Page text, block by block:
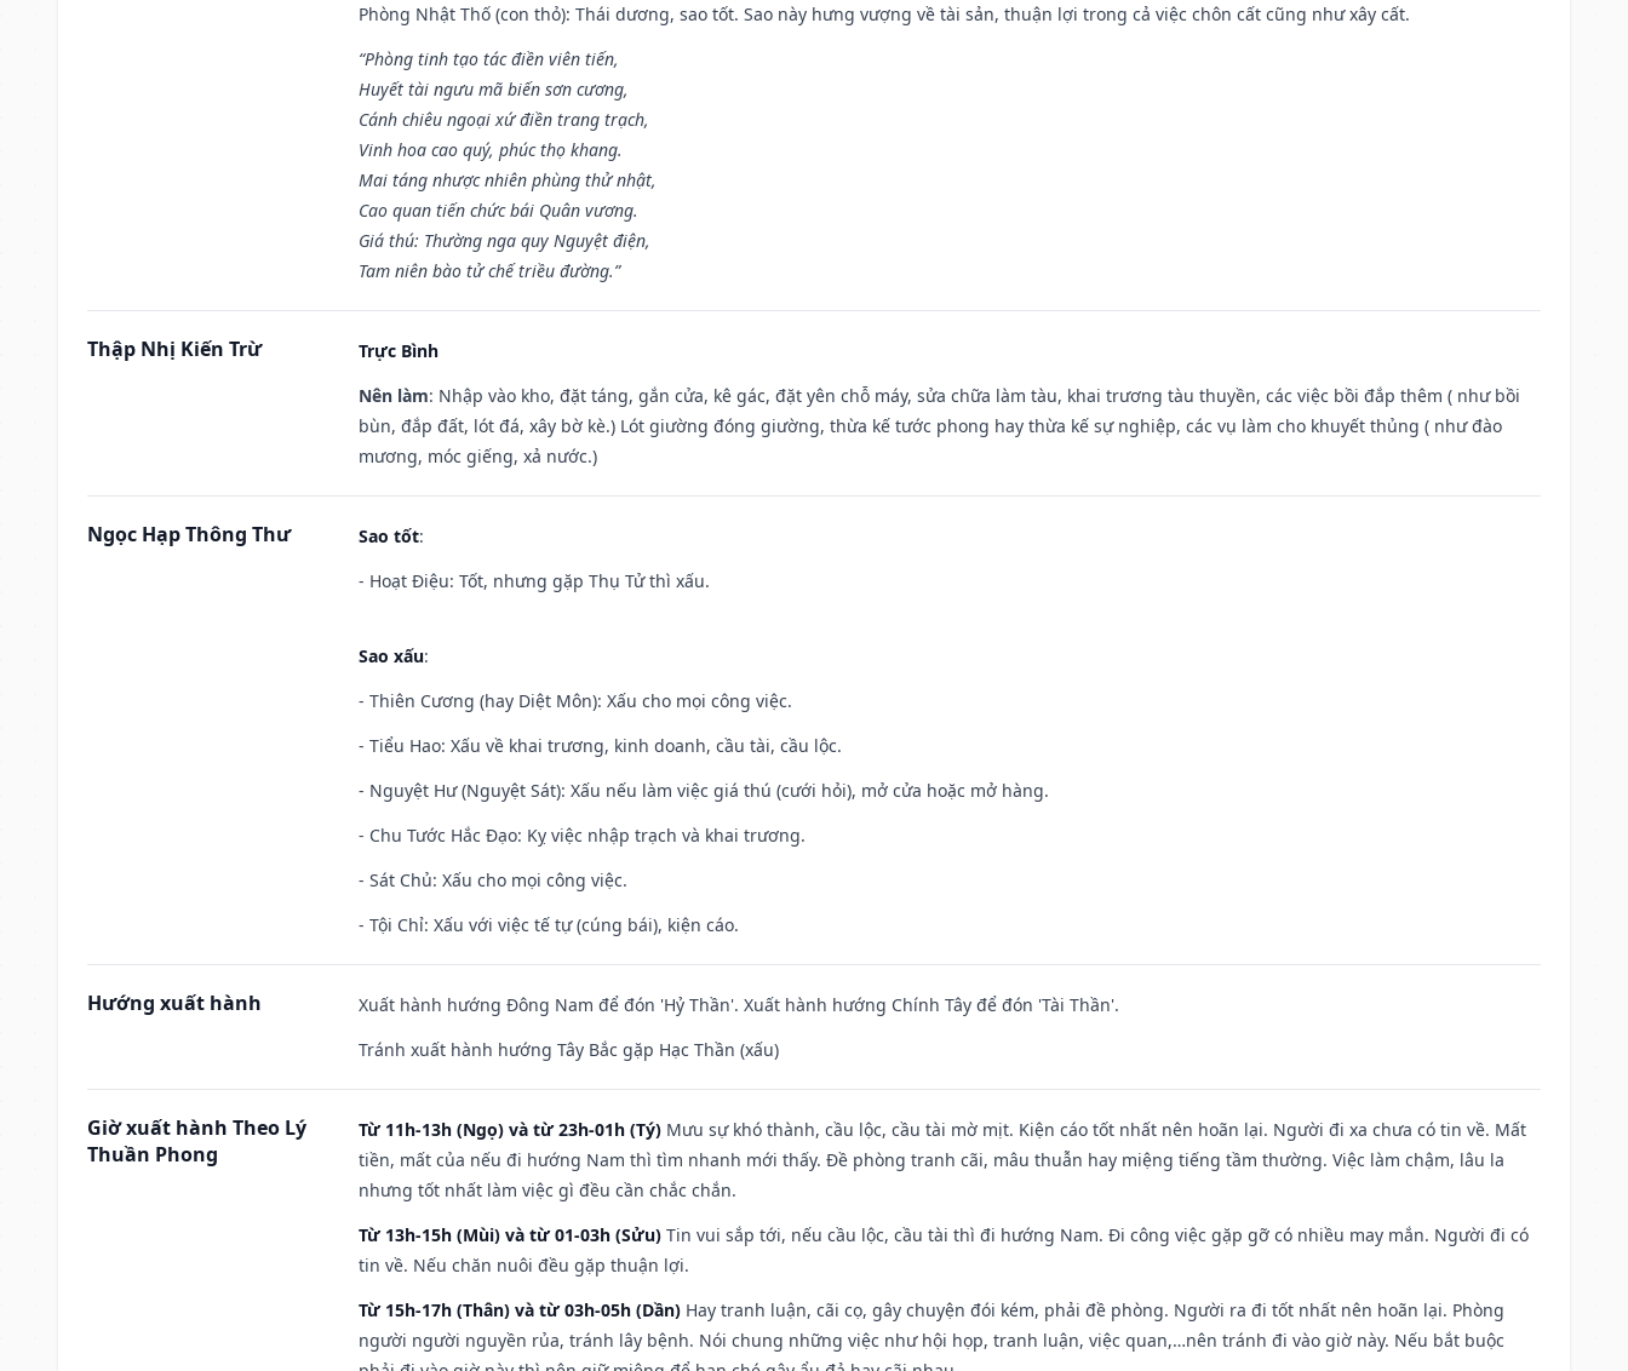
Phòng Nhật Thố (con thỏ): Thái dương, sao tốt. Sao này hưng vượng về tài sản, thuận lợi trong cả việc chôn cất cũng như xây cất.
“Phòng tinh tạo tác điền viên tiến,
Huyết tài ngưu mã biến sơn cương,
Cánh chiêu ngoại xứ điền trang trạch,
Vinh hoa cao quý, phúc thọ khang.
Mai táng nhược nhiên phùng thử nhật,
Cao quan tiến chức bái Quân vương.
Giá thú: Thường nga quy Nguyệt điện,
Tam niên bào tử chế triều đường.”
Thập Nhị Kiến Trừ
Trực Bình
Nên làm: Nhập vào kho, đặt táng, gắn cửa, kê gác, đặt yên chỗ máy, sửa chữa làm tàu, khai trương tàu thuyền, các việc bồi đắp thêm ( như bồi
bùn, đắp đất, lót đá, xây bờ kè.) Lót giường đóng giường, thừa kế tước phong hay thừa kế sự nghiệp, các vụ làm cho khuyết thủng ( như đào
mương, móc giếng, xả nước.)
Ngọc Hạp Thông Thư Sao tốt:
- Hoạt Điệu: Tốt, nhưng gặp Thụ Tử thì xấu.
Sao xấu:
- Thiên Cương (hay Diệt Môn): Xấu cho mọi công việc.
- Tiểu Hao: Xấu về khai trương, kinh doanh, cầu tài, cầu lộc.
- Nguyệt Hư (Nguyệt Sát): Xấu nếu làm việc giá thú (cưới hỏi), mở cửa hoặc mở hàng.
- Chu Tước Hắc Đạo: Kỵ việc nhập trạch và khai trương.
- Sát Chủ: Xấu cho mọi công việc.
- Tội Chỉ: Xấu với việc tế tự (cúng bái), kiện cáo.
Hướng xuất hành
Xuất hành hướng Đông Nam để đón 'Hỷ Thần'. Xuất hành hướng Chính Tây để đón 'Tài Thần'.
Tránh xuất hành hướng Tây Bắc gặp Hạc Thần (xấu)
Giờ xuất hành Theo Lý
Thuần Phong
Từ 11h-13h (Ngọ) và từ 23h-01h (Tý) Mưu sự khó thành, cầu lộc, cầu tài mờ mịt. Kiện cáo tốt nhất nên hoãn lại. Người đi xa chưa có tin về. Mất
tiền, mất của nếu đi hướng Nam thì tìm nhanh mới thấy. Đề phòng tranh cãi, mâu thuẫn hay miệng tiếng tầm thường. Việc làm chậm, lâu la
nhưng tốt nhất làm việc gì đều cần chắc chắn.
Từ 13h-15h (Mùi) và từ 01-03h (Sửu) Tin vui sắp tới, nếu cầu lộc, cầu tài thì đi hướng Nam. Đi công việc gặp gỡ có nhiều may mắn. Người đi có
tin về. Nếu chăn nuôi đều gặp thuận lợi.
Từ 15h-17h (Thân) và từ 03h-05h (Dần) Hay tranh luận, cãi cọ, gây chuyện đói kém, phải đề phòng. Người ra đi tốt nhất nên hoãn lại. Phòng
người người nguyền rủa, tránh lây bệnh. Nói chung những việc như hội họp, tranh luận, việc quan,…nên tránh đi vào giờ này. Nếu bắt buộc